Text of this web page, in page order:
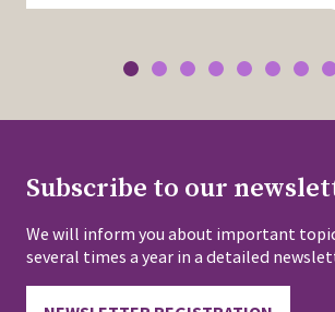
Subscribe to our
We will inform you about important
several times a year in a detailed